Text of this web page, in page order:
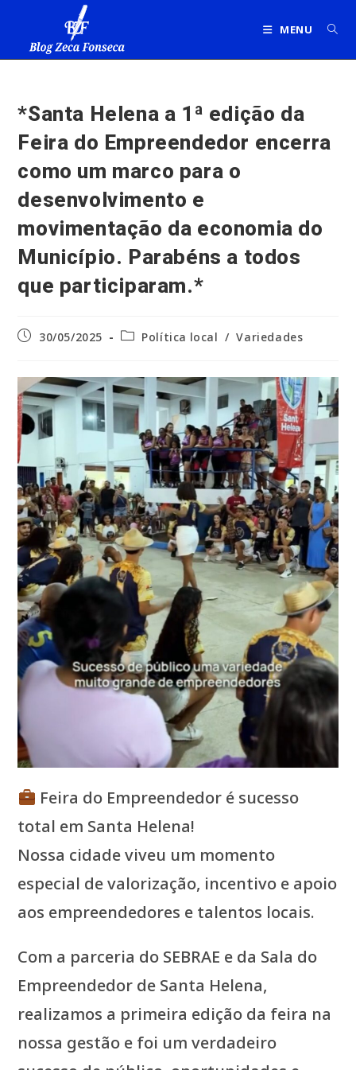
MENU
*Santa Helena a 1ª edição da
Feira do Empreendedor encerra
como um marco para o
desenvolvimento e
movimentação da economia do
Município. Parabéns a todos
que participaram.*
Post30/05/2025
Categoria
Política local / Variedades
Feira do Empreendedor é sucesso
total em Santa Helena!
Nossa cidade viveu um momento
especial de valorização, incentivo e apoio
aos empreendedores e talentos locais.
Com a parceria do SEBRAE e da Sala do
Empreendedor de Santa Helena,
realizamos a primeira edição da feira na
nossa gestão e foi um verdadeiro